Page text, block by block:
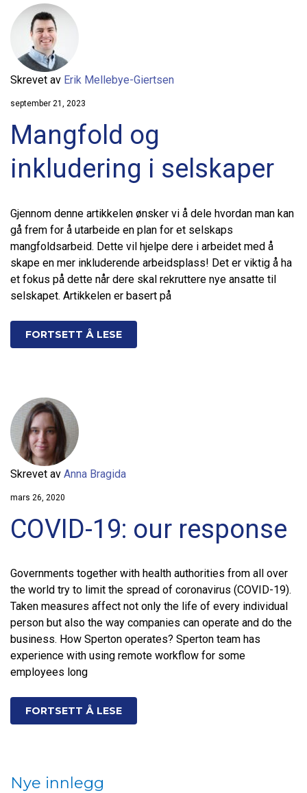
Skrevet av Erik Mellebye-Giertsen
september 21, 2023
Mangfold og
inkludering i selskaper
Gjennom denne artikkelen ønsker vi å dele hvordan man kan
gå frem for å utarbeide en plan for et selskaps
mangfoldsarbeid. Dette vil hjelpe dere i arbeidet med å
skape en mer inkluderende arbeidsplass! Det er viktig å ha
et fokus på dette når dere skal rekruttere nye ansatte til
selskapet. Artikkelen er basert på
FORTSETT Å LESE
Skrevet av Anna Bragida
mars 26, 2020
COVID-19: our response
Governments together with health authorities from all over
the world try to limit the spread of coronavirus (COVID-19).
Taken measures affect not only the life of every individual
person but also the way companies can operate and do the
business. How Sperton operates? Sperton team has
experience with using remote workflow for some
employees long
FORTSETT Å LESE
Nye innlegg